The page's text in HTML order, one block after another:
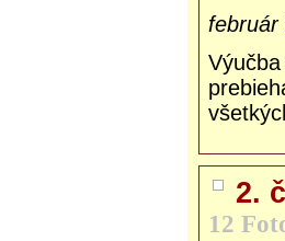
február
2.
12